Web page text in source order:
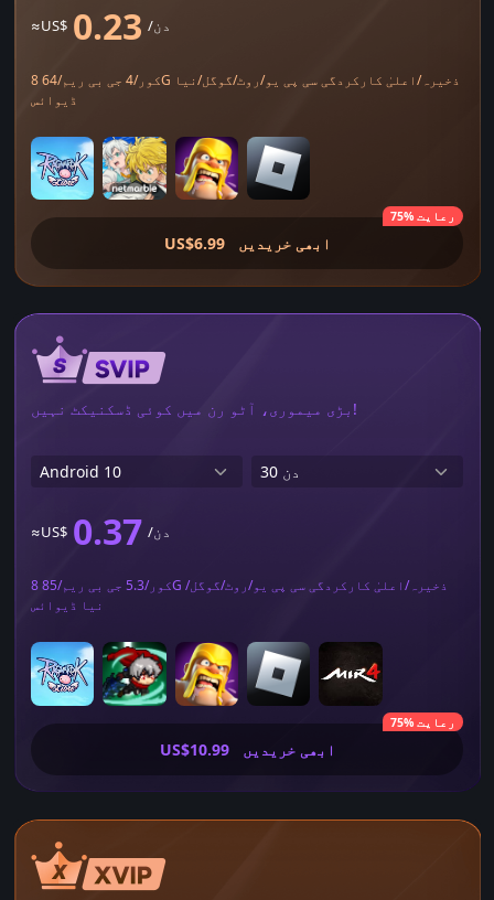
≈US$ 0.23 /دن
8 کور/4 جی بی ریم/64G ذخیرہ/اعلیٰ کارکردگی سی پی یو/روٹ/گوگل/نیا
ڈیوائس
US$6.99 ابھی خریدیں
75% رعایت
بڑی میموری، آٹو رن میں کوئی ڈسکنیکٹ نہیں!
≈US$ 0.37 /دن
8 کور/5.3 جی بی ریم/85G ذخیرہ/اعلیٰ کارکردگی سی پی یو/روٹ/گوگل/
نیا ڈیوائس
US$10.99 ابھی خریدیں
75% رعایت